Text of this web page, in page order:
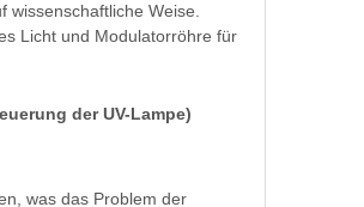
Weise.
Licht und Modulatorröhre für
der UV-Lampe)
was das Problem der